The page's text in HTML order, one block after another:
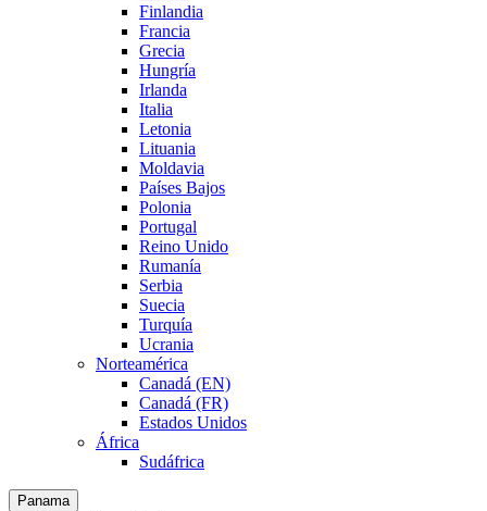
Finlandia
Francia
Grecia
Hungría
Irlanda
Italia
Letonia
Lituania
Moldavia
Países Bajos
Polonia
Portugal
Reino Unido
Rumanía
Serbia
Suecia
Turquía
Ucrania
Norteamérica
Canadá (EN)
Canadá (FR)
Estados Unidos
África
Sudáfrica
Panama